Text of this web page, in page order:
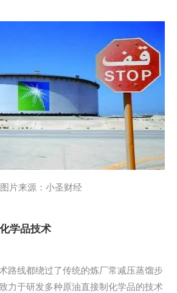
图片来源：小圣财经
学品技术
路线都绕过了传统的炼厂常减压蒸馏步
力于研发多种原油直接制化学品的技术